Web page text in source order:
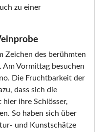
zu einer
Zeichen des berühmten
Am Vormittag besuchen
Die Fruchtbarkeit der
dass sich die
hier ihre Schlösser,
So haben sich über
und Kunstschätze